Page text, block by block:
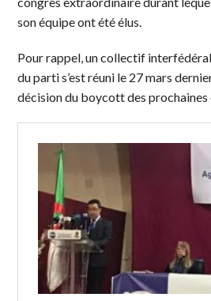
son équipe ont été élus.
Pour rappel, un collectif
du parti s’est réuni le 27 mars
décision du boycott des prochaines